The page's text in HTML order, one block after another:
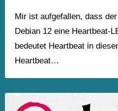
Mir ist aufgefallen, dass
Debian 12 eine Heartbeat-
bedeutet Heartbeat in
Heartbeat…